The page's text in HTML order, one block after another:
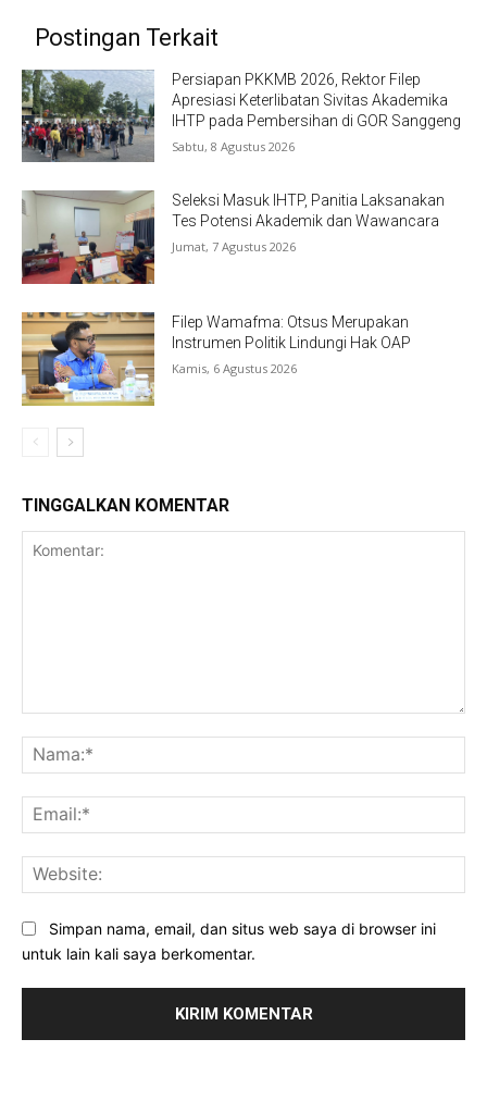
Postingan Terkait
Persiapan PKKMB 2026, Rektor Filep
Apresiasi Keterlibatan Sivitas Akademika
IHTP pada Pembersihan di GOR Sanggeng
Sabtu, 8 Agustus 2026
Seleksi Masuk IHTP, Panitia Laksanakan
Tes Potensi Akademik dan Wawancara
Jumat, 7 Agustus 2026
Filep Wamafma: Otsus Merupakan
Instrumen Politik Lindungi Hak OAP
Kamis, 6 Agustus 2026
TINGGALKAN KOMENTAR
Simpan nama, email, dan situs web saya di browser ini
untuk lain kali saya berkomentar.